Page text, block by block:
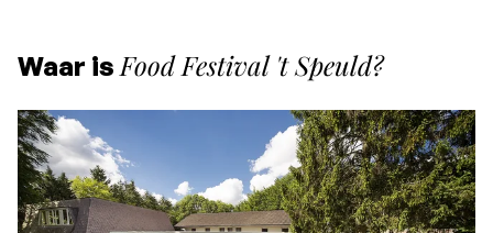
Waar isFood Festival 't Speuld?